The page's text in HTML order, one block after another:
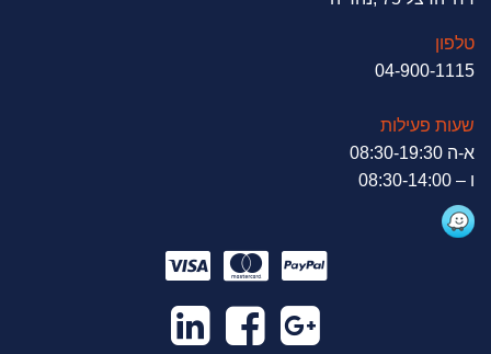
טלפון
04-900-1115
שעות פעילות
א-ה 08:30-19:30
ו – 08:30-14:00